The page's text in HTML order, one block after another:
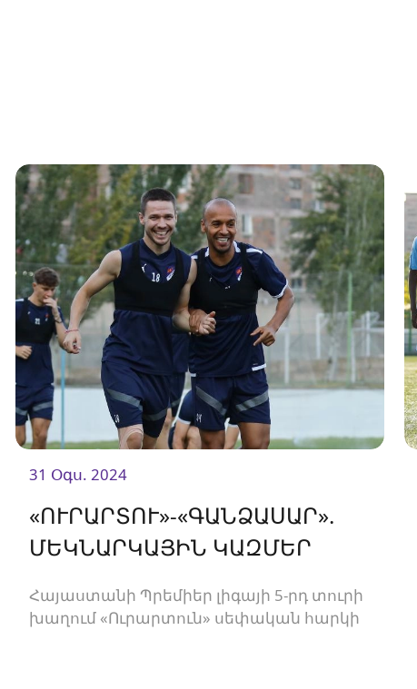
31 Օգս. 2024
«ՈՒՐԱՐՏՈՒ»-«ԳԱՆՁԱՍԱՐ».
ՄԵԿՆԱՐԿԱՅԻՆ ԿԱԶՄԵՐ
Հայաստանի Պրեմիեր լիգայի 5-րդ տուրի
խաղում «Ուրարտուն» սեփական հարկի